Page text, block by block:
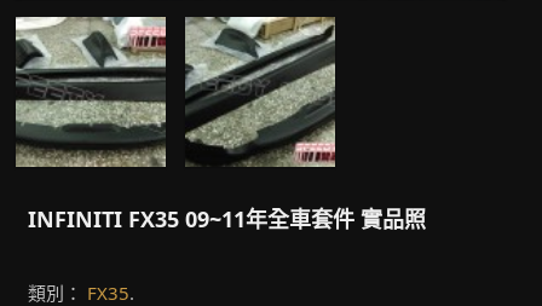
INFINITI FX35 09~11年全車套件 實品照
類別： FX35.